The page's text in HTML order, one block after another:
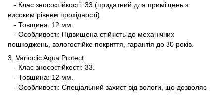
- Клас зносостійкості: 33 (придатний для приміщень з
високим рівнем прохідності).
- Товщина: 12 мм.
- Особливості: Підвищена стійкість до механічних
пошкоджень, вологостійке покриття, гарантія до 30 років.
3. Varioclic Aqua Protect
- Клас зносостійкості: 33.
- Товщина: 12 мм.
- Особливості: Спеціальний захист від вологи, що дозволяє